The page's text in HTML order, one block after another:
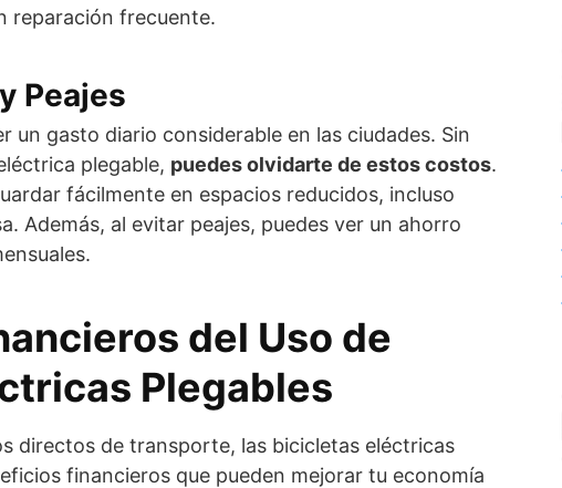
reparación frecuente.
Peajes
un gasto diario considerable en las ciudades. Sin
plegable, puedes olvidarte de estos costos.
fácilmente en espacios reducidos, incluso
Además, al evitar peajes, puedes ver un ahorro
del Uso de
Plegables
directos de transporte, las bicicletas eléctricas
financieros que pueden mejorar tu economía